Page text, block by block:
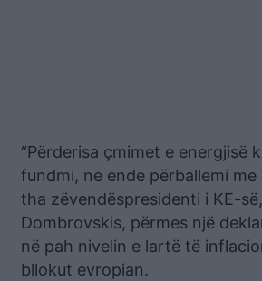
“Përderisa çmimet e energjisë
fundmi, ne ende përballemi me
tha zëvendëspresidenti i KE-
Dombrovskis, përmes një
në pah nivelin e lartë të
bllokut evropian.